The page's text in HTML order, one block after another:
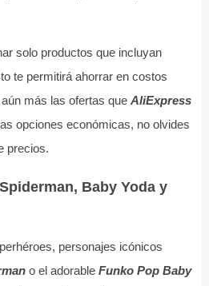
solo productos que incluyan
te permitirá ahorrar en costos
más las ofertas que AliExpress
opciones económicas, no olvides
precios.
Baby Yoda y
personajes icónicos
o el adorable Funko Pop Baby